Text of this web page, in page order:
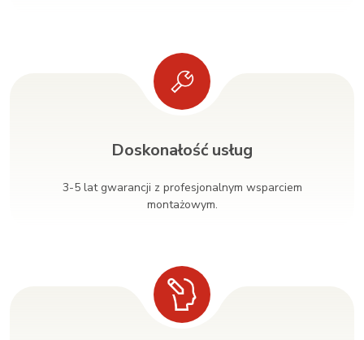
Doskonałość usług
3-5 lat gwarancji z profesjonalnym wsparciem
montażowym.